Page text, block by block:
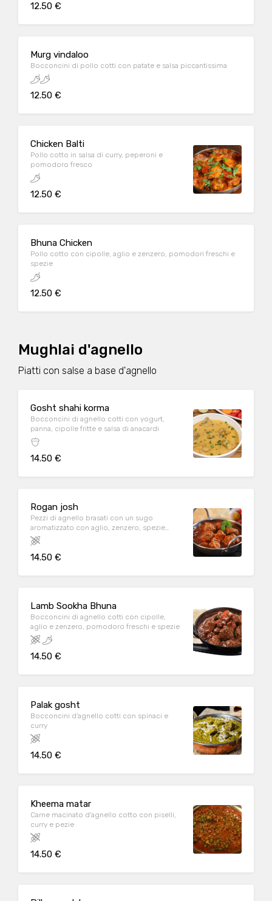
12.50 €
Murg vindaloo
Bocconcini di pollo cotti con patate e salsa piccantissima
12.50 €
Chicken Balti
Pollo cotto in salsa di curry, peperoni e
pomodoro fresco
12.50 €
Bhuna Chicken
Pollo cotto con cipolle, aglio e zenzero, pomodori freschi e
spezie
12.50 €
Mughlai d'agnello
Piatti con salse a base d'agnello
Gosht shahi korma
Bocconcini di agnello cotti con yogurt,
panna, cipolle fritte e salsa di anacardi
14.50 €
Rogan josh
Pezzi di agnello brasati con un sugo
aromatizzato con aglio, zenzero, spezie
aromatiche e yogurt
14.50 €
Lamb Sookha Bhuna
Bocconcini di agnello cotti con cipolle,
aglio e zenzero, pomodoro freschi e spezie
14.50 €
Palak gosht
Bocconcini d'agnello cotti con spinaci e
curry
14.50 €
Kheema matar
Carne macinato d'agnello cotto con piselli,
curry e pezie
14.50 €